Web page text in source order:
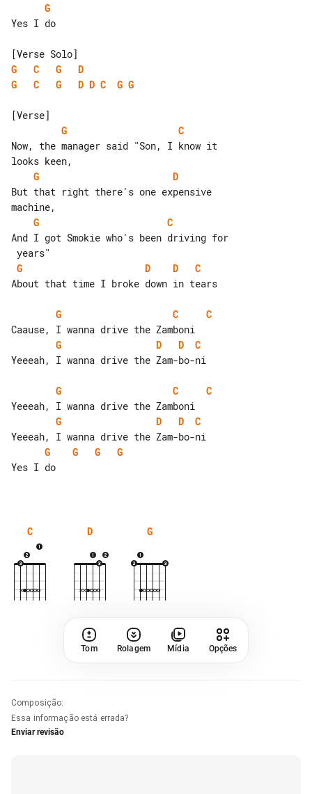
G
Yes I do
G
C G
D
G
C G D D C G G
G
C
Now, the manager said "Son, I know it
G
D
But that right there's one expensive
G
C
And I got Smokie who's been driving for
G
D D
C
About that time I broke down in tears
G C
C
G
D D
C
Yeeeah, I wanna drive the Zam-bo-ni
G C
C
G
D D
C
G
G G
G
Yes I do
C D G
Tom Rolagem Mídia Opções
Composição:
Essa informação está errada?
Enviar revisão